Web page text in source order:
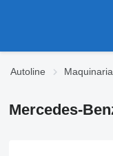
Autoline
Mercedes-